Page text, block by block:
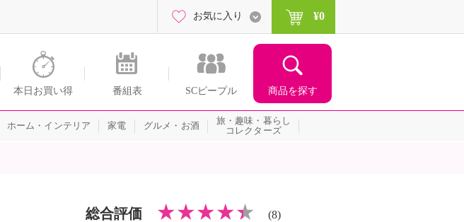
本日お買い得 番組表 SCピープル 商品を探す
お気に入り ¥0
ホーム・インテリア 家電 グルメ・お酒
旅・趣味・暮らし
コレクターズ
総合評価 (8)